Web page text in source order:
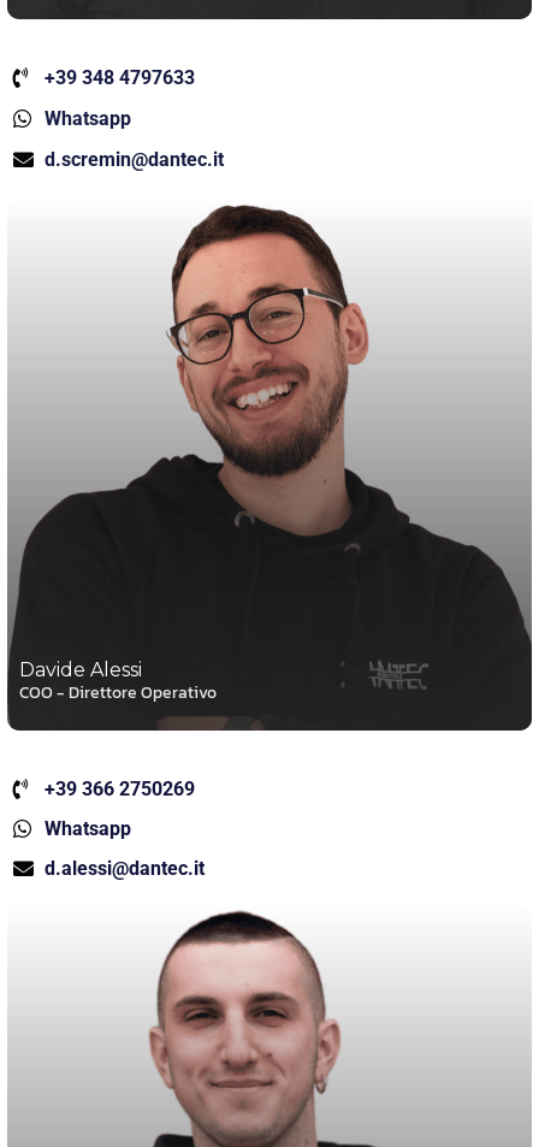
+39 348 4797633
Whatsapp
d.scremin@dantec.it
Davide Alessi
COO - Direttore Operativo
+39 366 2750269
Whatsapp
d.alessi@dantec.it